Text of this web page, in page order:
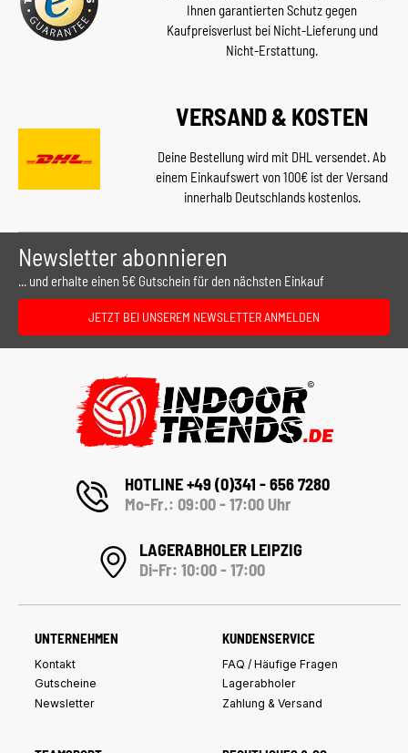
Ihnen garantierten Schutz gegen
Kaufpreisverlust bei Nicht-Lieferung und
Nicht-Erstattung.
VERSAND & KOSTEN
Deine Bestellung wird mit DHL versendet. Ab
einem Einkaufswert von 100€ ist der Versand
innerhalb Deutschlands kostenlos.
Newsletter abonnieren
... und erhalte einen 5€ Gutschein für den nächsten Einkauf
JETZT BEI UNSEREM NEWSLETTER ANMELDEN
HOTLINE +49 (0)341 - 656 7280
Mo-Fr.: 09:00 - 17:00 Uhr
LAGERABHOLER LEIPZIG
Di-Fr: 10:00 - 17:00
UNTERNEHMEN
Kontakt
Gutscheine
Newsletter
KUNDENSERVICE
FAQ / Häufige Fragen
Lagerabholer
Zahlung & Versand